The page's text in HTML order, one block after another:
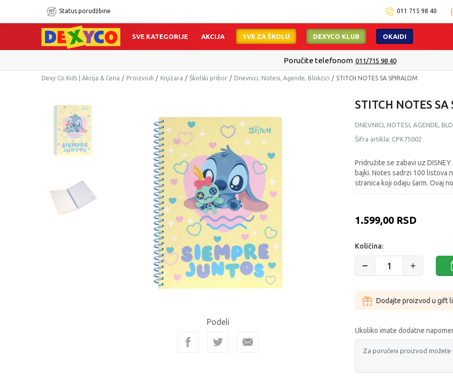
Status porudžbine 011 715 98 40
SVE KATEGORIJE AKCIJA SVE ZA ŠKOLU DEXYCO KLUB OKAIDI
Poručite telefonom 011/715 98 40
Dexy Co Kids | Akcija & Cena Proizvodi Knjižara Školski pribor Dnevnici, Notesi, Agende, Blokčići STITCH NOTES SA SPIRALOM
Podeli
STITCH NOTES SA
DNEVNICI, NOTESI, AGENDE,
Šifra artikla: CPK75002
Pridružite se zabavi uz
bajki. Notes sadrzi 100 listova
stranica koji odaju šarm. Ovaj
1.599,00 RSD
Količina:
Dodajte proizvod u gift
Ukoliko imate dodatne